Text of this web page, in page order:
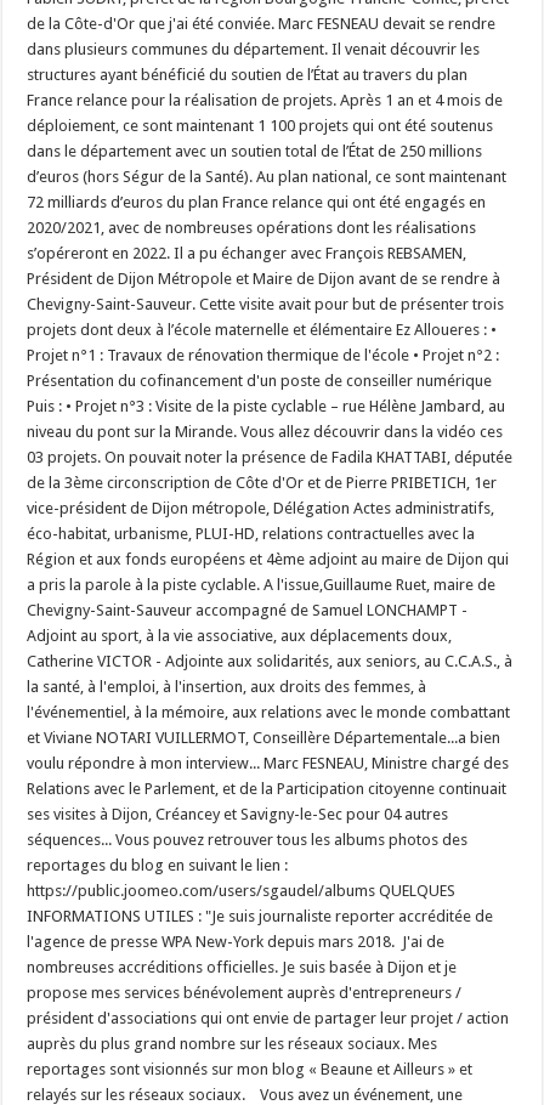
de la Côte-d'Or que j'ai été conviée. Marc FESNEAU devait se rendre
dans plusieurs communes du département. Il venait découvrir les
structures ayant bénéficié du soutien de l’État au travers du plan
France relance pour la réalisation de projets. Après 1 an et 4 mois de
déploiement, ce sont maintenant 1 100 projets qui ont été soutenus
dans le département avec un soutien total de l’État de 250 millions
d’euros (hors Ségur de la Santé). Au plan national, ce sont maintenant
72 milliards d’euros du plan France relance qui ont été engagés en
2020/2021, avec de nombreuses opérations dont les réalisations
s’opéreront en 2022. Il a pu échanger avec François REBSAMEN,
Président de Dijon Métropole et Maire de Dijon avant de se rendre à
Chevigny-Saint-Sauveur. Cette visite avait pour but de présenter trois
projets dont deux à l’école maternelle et élémentaire Ez Alloueres : •
Projet n°1 : Travaux de rénovation thermique de l'école • Projet n°2 :
Présentation du cofinancement d'un poste de conseiller numérique
Puis : • Projet n°3 : Visite de la piste cyclable – rue Hélène Jambard, au
niveau du pont sur la Mirande. Vous allez découvrir dans la vidéo ces
03 projets. On pouvait noter la présence de Fadila KHATTABI, députée
de la 3ème circonscription de Côte d'Or et de Pierre PRIBETICH, 1er
vice-président de Dijon métropole, Délégation Actes administratifs,
éco-habitat, urbanisme, PLUI-HD, relations contractuelles avec la
Région et aux fonds européens et 4ème adjoint au maire de Dijon qui
a pris la parole à la piste cyclable. A l'issue,Guillaume Ruet, maire de
Chevigny-Saint-Sauveur accompagné de Samuel LONCHAMPT -
Adjoint au sport, à la vie associative, aux déplacements doux,
Catherine VICTOR - Adjointe aux solidarités, aux seniors, au C.C.A.S., à
la santé, à l'emploi, à l'insertion, aux droits des femmes, à
l'événementiel, à la mémoire, aux relations avec le monde combattant
et Viviane NOTARI VUILLERMOT, Conseillère Départementale...a bien
voulu répondre à mon interview... Marc FESNEAU, Ministre chargé des
Relations avec le Parlement, et de la Participation citoyenne continuait
ses visites à Dijon, Créancey et Savigny-le-Sec pour 04 autres
séquences... Vous pouvez retrouver tous les albums photos des
reportages du blog en suivant le lien :
https://public.joomeo.com/users/sgaudel/albums QUELQUES
INFORMATIONS UTILES : "Je suis journaliste reporter accréditée de
l'agence de presse WPA New-York depuis mars 2018. J'ai de
nombreuses accréditions officielles. Je suis basée à Dijon et je
propose mes services bénévolement auprès d'entrepreneurs /
président d'associations qui ont envie de partager leur projet / action
auprès du plus grand nombre sur les réseaux sociaux. Mes
reportages sont visionnés sur mon blog « Beaune et Ailleurs » et
relayés sur les réseaux sociaux. Vous avez un événement, une